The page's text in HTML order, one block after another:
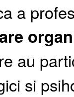
a
au
si